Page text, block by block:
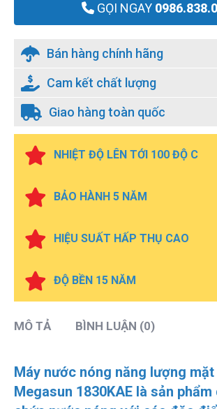
GỌI NGAY
Bán hàng chính hãng
Cam kết chất lượng
Giao hàng toàn quốc
NHIỆT ĐỘ LÊN TỚI 100 ĐỘ C
BẢO HÀNH 5 NĂM
HIỆU SUẤT HẤP THỤ CAO
ĐỘ BỀN 15 NĂM
MÔ TẢ BÌNH LUẬN (0)
Máy nước nóng năng lượng
Megasun 1830KAE là sản